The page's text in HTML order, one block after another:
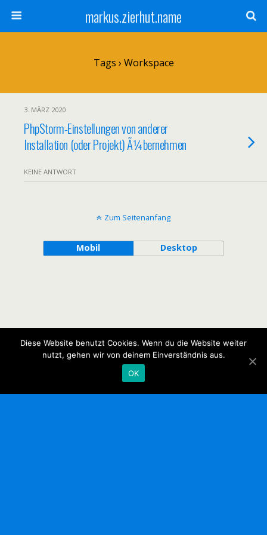
markus.zierhut.name
Tags › Workspace
3. MÄRZ 2020
PhpStorm-Einstellungen von anderer
Installation (oder Projekt) Ã¼bernehmen
KEINE ANTWORT
Zum Seitenanfang
Mobil Desktop
Diese Website benutzt Cookies. Wenn du die Website weiter
nutzt, gehen wir von deinem Einverständnis aus.
OK